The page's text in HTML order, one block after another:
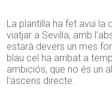
La plantilla ha fet avui la
viatjar a Sevilla, amb
estarà devers un mes
blau cel ha arribat a
ambiciós, que no és un
l’ascens directe.